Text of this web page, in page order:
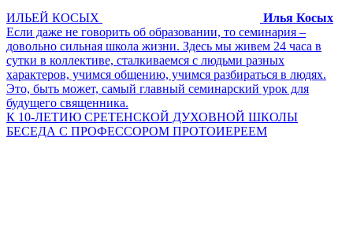
ИЛЬЕЙ КОСЫХ
Илья Косых
Если даже не говорить об образовании, то семинария –
довольно сильная школа жизни. Здесь мы живем 24 часа в
сутки в коллективе, сталкиваемся с людьми разных
характеров, учимся общению, учимся разбираться в людях.
Это, быть может, самый главный семинарский урок для
будущего священника.
К 10-ЛЕТИЮ СРЕТЕНСКОЙ ДУХОВНОЙ ШКОЛЫ
БЕСЕДА С ПРОФЕССОРОМ ПРОТОИЕРЕЕМ